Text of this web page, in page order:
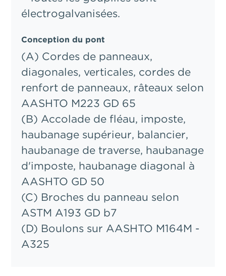
électrogalvanisées.
Conception du pont
(A) Cordes de panneaux,
diagonales, verticales, cordes de
renfort de panneaux, râteaux selon
AASHTO M223 GD 65
(B) Accolade de fléau, imposte,
haubanage supérieur, balancier,
haubanage de traverse, haubanage
d'imposte, haubanage diagonal à
AASHTO GD 50
(C) Broches du panneau selon
ASTM A193 GD b7
(D) Boulons sur AASHTO M164M -
A325